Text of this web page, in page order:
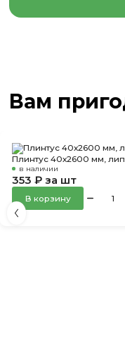
Вам
Плинтус 40х2600 мм,
в наличии
353 ₽ за шт
В корзину